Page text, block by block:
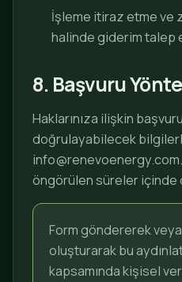
İşleme itiraz etme ve
halinde giderim talep
8. Başvuru
Haklarınıza ilişkin
doğrulayabilecek
info@renevoenergy.com.
öngörülen süreler içinde
Form göndererek
oluşturarak bu
kapsamında kişisel